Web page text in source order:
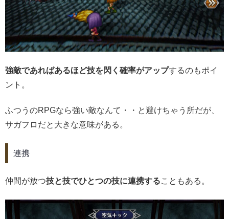
強敵であればあるほど技を閃く確率がアップするのもポイ
ント。
ふつうのRPGなら強い敵なんて・・と避けちゃう所だが、
サガフロだと大きな意味がある。
連携
仲間が放つ技と技でひとつの技に連携することもある。